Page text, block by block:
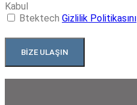
Kabul
Btektech Gizlilik Politikasını
BİZE ULAŞIN